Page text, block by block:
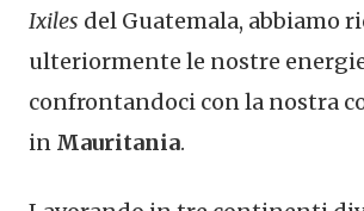
Ixiles del Guatemala, abbiamo
ulteriormente le nostre
confrontandoci con la nostra
in Mauritania.